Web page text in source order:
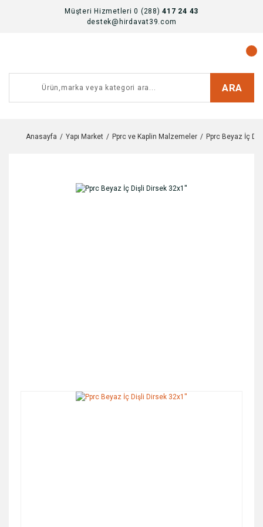
Müşteri Hizmetleri 0 (288)417 24 43
destek@hirdavat39.com
ARA
Anasayfa Yapı Market Pprc ve Kaplin Malzemeler Pprc Beyaz İç